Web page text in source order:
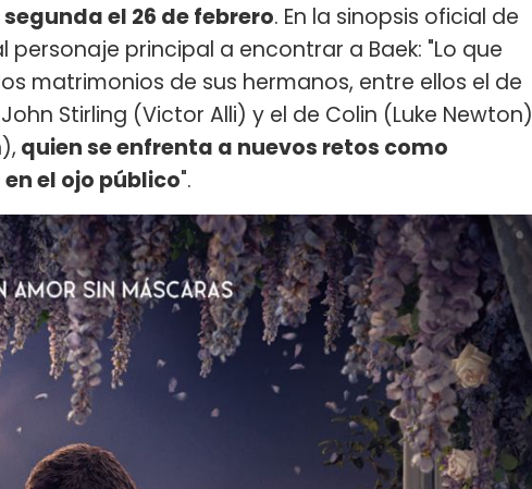
el 26 de febrero. En la sinopsis oficial de
personaje principal a encontrar a Baek: "Lo que
matrimonios de sus hermanos, entre ellos el de
Stirling (Victor Alli) y el de Colin (Luke Newton)
quien se enfrenta a nuevos retos como
el ojo público".